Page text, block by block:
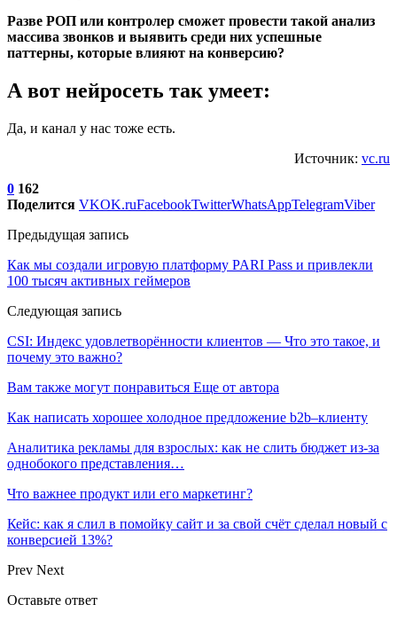
Разве РОП или контролер сможет провести такой анализ
массива звонков и выявить среди них успешные
паттерны, которые влияют на конверсию?
А вот нейросеть так умеет:
Да, и канал у нас тоже есть.
Источник: vc.ru
0 162
Поделится VKOK.ruFacebookTwitterWhatsAppTelegramViber
Предыдущая запись
Как мы создали игровую платформу PARI Pass и привлекли
100 тысяч активных геймеров
Следующая запись
CSI: Индекс удовлетворённости клиентов — Что это такое, и
почему это важно?
Вам также могут понравиться Еще от автора
Как написать хорошее холодное предложение b2b–клиенту
Аналитика рекламы для взрослых: как не слить бюджет из-за
однобокого представления…
Что важнее продукт или его маркетинг?
Кейс: как я слил в помойку сайт и за свой счёт сделал новый с
конверсией 13%?
Prev Next
Оставьте ответ